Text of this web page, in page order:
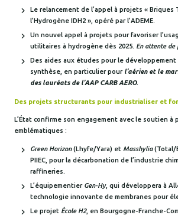
Le relancement de l’appel à projets « Briques
l’Hydrogène IDH2 », opéré par l’ADEME.
Un nouvel appel à projets pour favoriser
utilitaires à hydrogène dès 2025. En attente de
Des aides aux études pour le
synthèse, en particulier pour l’aérien et le
des lauréats de l’AAP CARB AERO.
Des projets structurants pour industrialiser et
L’État confirme son engagement avec le soutien à
emblématiques :
Green Horizon(Lhyfe/Yara) et Masshylia(Total/
PIIEC, pour la décarbonation de l’industrie
raffineries.
L’équipementier Gen-Hy, qui développera à
technologie innovante de membranes pour
Le projet École H2, en Bourgogne-Franche-